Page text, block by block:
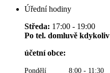
Úřední hodiny
Středa: 17:00 - 19:00
Po tel. domluvě kdykoliv
účetní obce:
Pondělí 8:00 - 11:30